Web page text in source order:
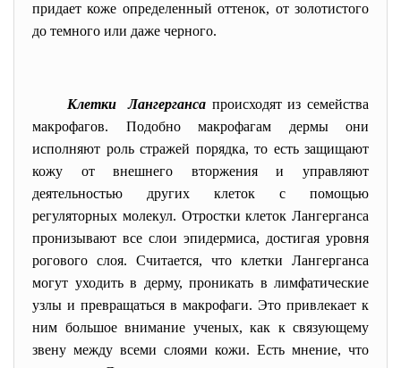
придает коже определенный оттенок, от золотистого
до темного или даже черного.
Клетки Лангергансапроисходят из семейства
макрофагов. Подобно макрофагам дермы они
исполняют роль стражей порядка, то есть защищают
кожу от внешнего вторжения и управляют
деятельностью других клеток с помощью
регуляторных молекул. Отростки клеток Лангерганса
пронизывают все слои эпидермиса, достигая уровня
рогового слоя. Считается, что клетки Лангерганса
могут уходить в дерму, проникать в лимфатические
узлы и превращаться в макрофаги. Это привлекает к
ним большое внимание ученых, как к связующему
звену между всеми слоями кожи. Есть мнение, что